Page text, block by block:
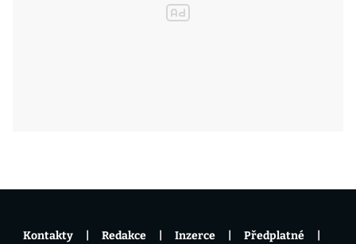
Kontakty Redakce Inzerce Předplatné